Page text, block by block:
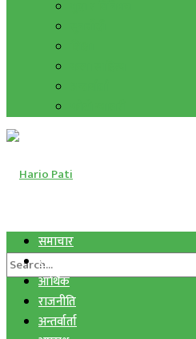
समाचार
स्वास्थ्य
आर्थिक
राजनीति
अन्तर्वार्ता